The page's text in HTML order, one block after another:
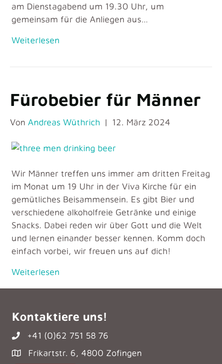
am Dienstagabend um 19.30 Uhr, um
gemeinsam für die Anliegen aus…
Weiterlesen
Fürobebier für Männer
Von Andreas Wüthrich | 12. März 2024
Wir Männer treffen uns immer am dritten Freitag
im Monat um 19 Uhr in der Viva Kirche für ein
gemütliches Beisammensein. Es gibt Bier und
verschiedene alkoholfreie Getränke und einige
Snacks. Dabei reden wir über Gott und die Welt
und lernen einander besser kennen. Komm doch
einfach vorbei, wir freuen uns auf dich!
Weiterlesen
Kontaktiere uns!
+41 (0)62 751 58 76
Frikartstr. 6, 4800 Zofingen